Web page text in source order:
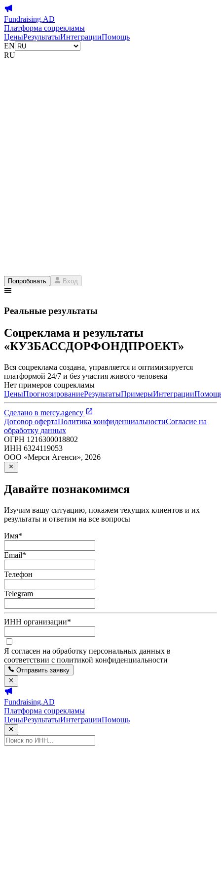
Fundraising.AD
Платформа соцрекламы
ЦеныРезультатыИнтеграцииПомощь
EN
RU
Попробовать Вход
Реальные результаты
Соцреклама и результаты
«КУЗБАССДОРФОНДПРОЕКТ»
Вся соцреклама создана, управляется и оптимизируется
платформой 24/7 и без участия живого человека
Нет примеров соцрекламы
ЦеныПрогнозированиеРезультатыПримерыИнтеграции
Сделано в mercy.agency
Договор офертаПолитика конфиденциальностиСогласие на
обработку данных
ОГРН 1216300018802
ИНН 6324119053
ООО «Мерси Агенси», 2026
Давайте познакомимся
Изучим вашу ситуацию, покажем текущих клиентов и их
результаты и ответим на все вопросы
Имя*
Email*
Телефон
Telegram
ИНН организации*
Я согласен на обработку персональных данных в
соответствии с политикой конфиденциальности
Отправить заявку
Fundraising.AD
Платформа соцрекламы
ЦеныРезультатыИнтеграцииПомощь